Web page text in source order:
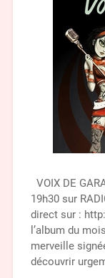
VOIX DE
19h30 sur
direct sur :
l’album du
merveille
découvrir